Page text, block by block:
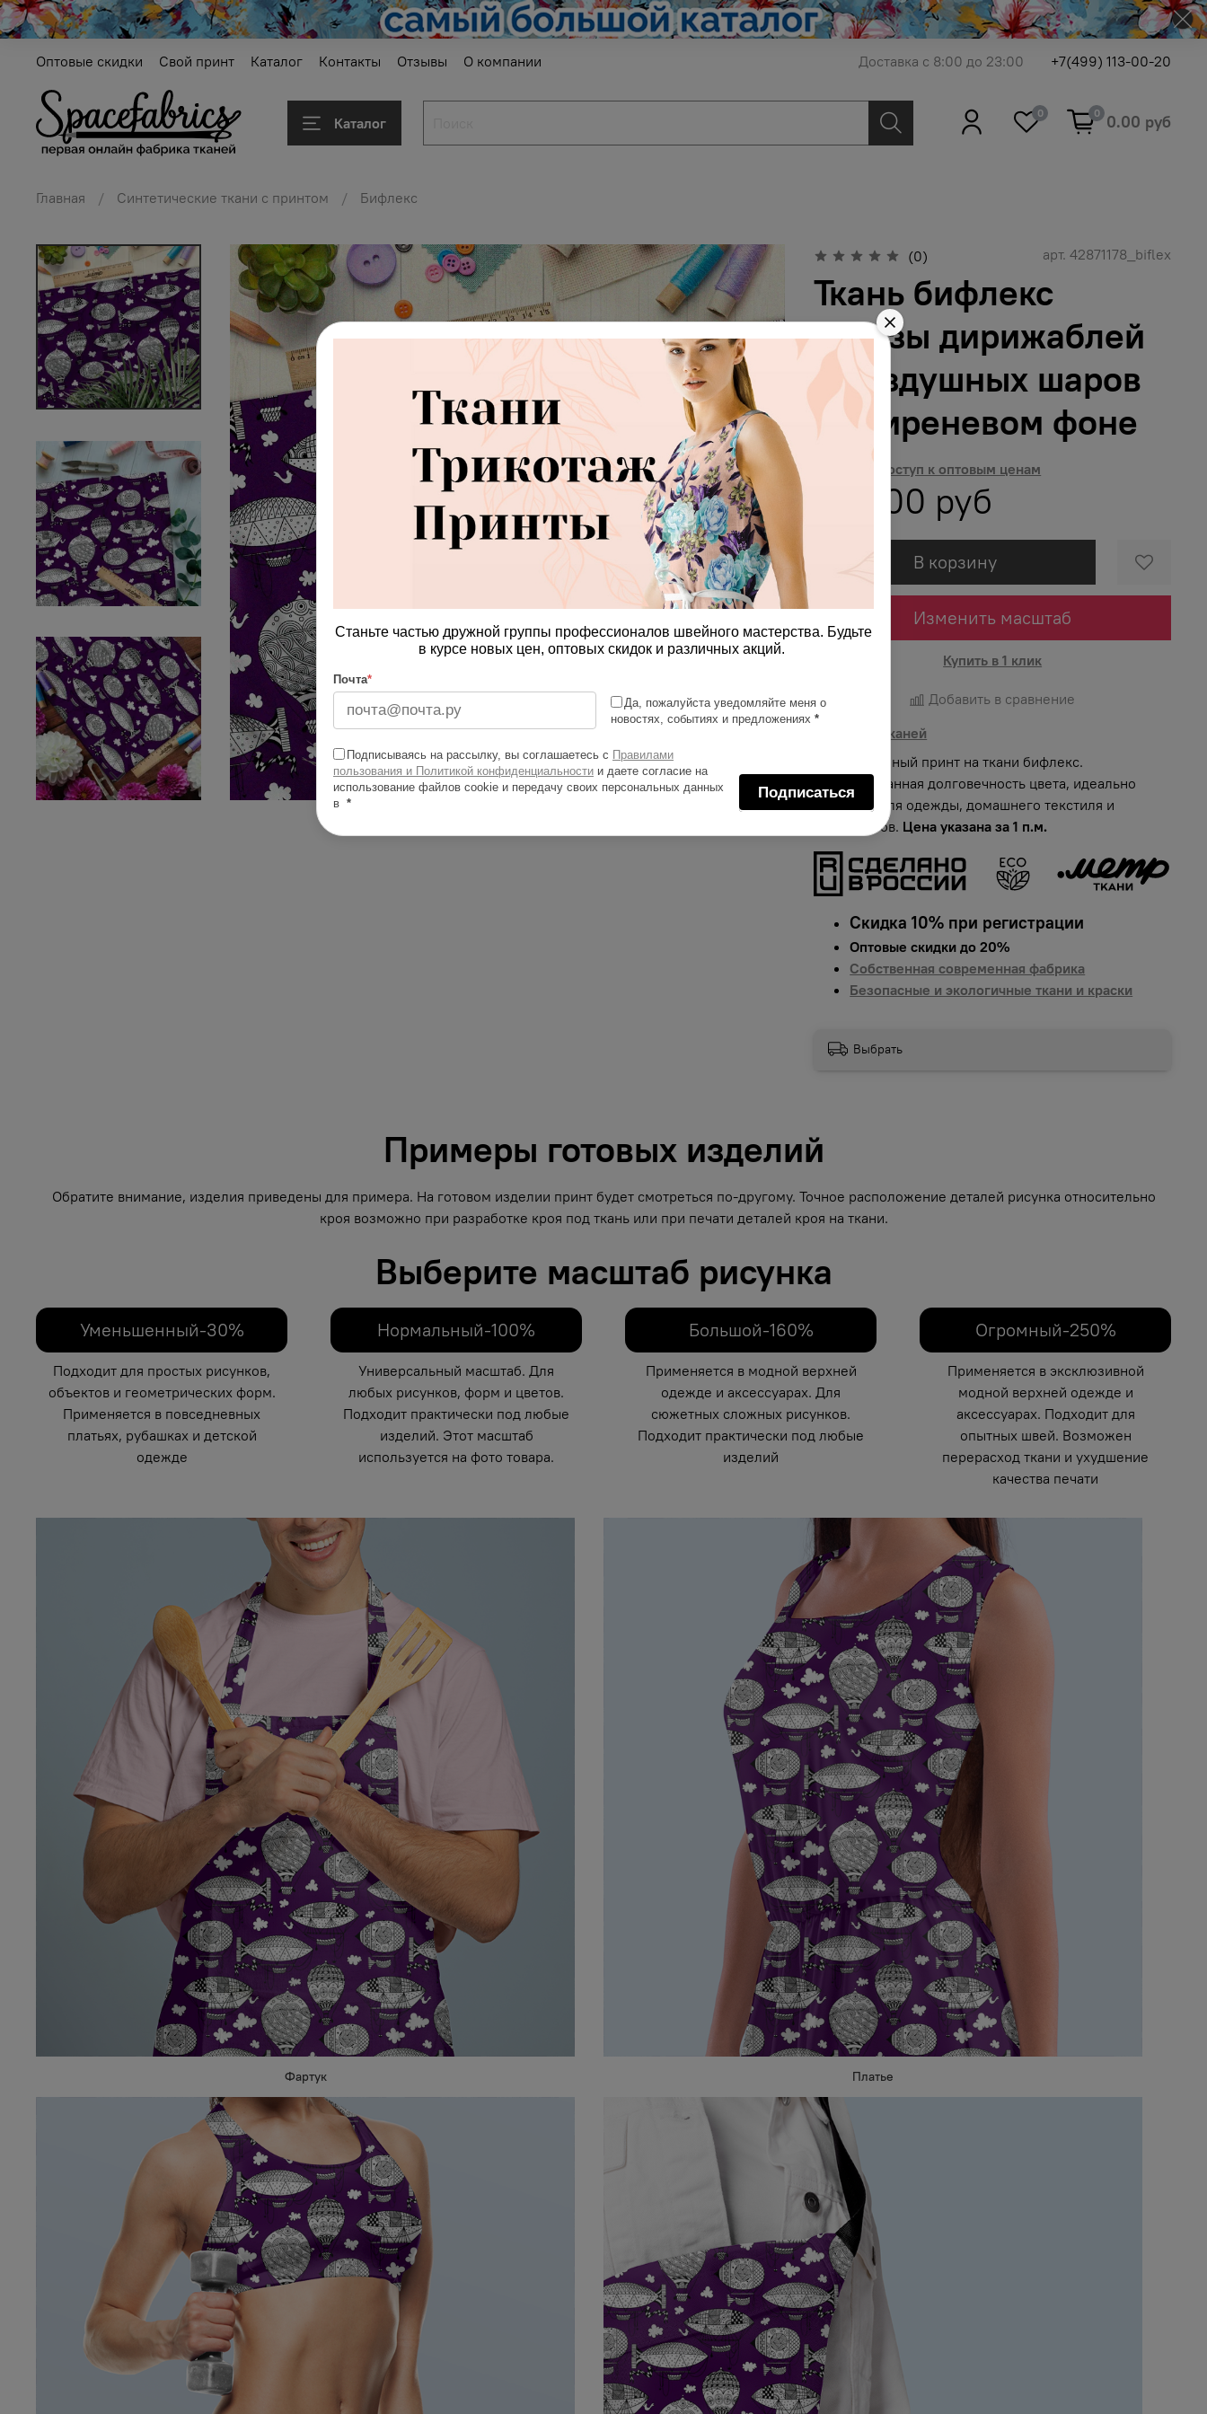
Оптовые скидки Свой принт Каталог Контакты Отзывы О компании Доставка с 8:00 до 23:00 +7(499) 113-00-20
Каталог
0 0 0.00 руб
Главная Синтетические ткани с принтом Бифлекс
(0) арт. 42871178_biflex
Ткань бифлекс
эскизы дирижаблей
и воздушных шаров
на сиреневом фоне
Получить доступ к оптовым ценам
697.00 руб
В корзину
Изменить масштаб
Купить в 1 клик
Добавить в сравнение
Описание тканей
Яркий и сочный принт на ткани бифлекс.
Гарантированная долговечность цвета, идеально
подходит для одежды, домашнего текстиля и
аксессуаров. Цена указана за 1 п.м.
Скидка 10% при регистрации
Оптовые скидки до 20%
Собственная современная фабрика
Безопасные и экологичные ткани и краски
Выбрать
Примеры готовых изделий
Обратите внимание, изделия приведены для примера. На готовом изделии принт будет смотреться по-другому. Точное расположение деталей рисунка относительно
кроя возможно при разработке кроя под ткань или при печати деталей кроя на ткани.
Выберите масштаб рисунка
Уменьшенный-30%
Подходит для простых рисунков,
объектов и геометрических форм.
Применяется в повседневных
платьях, рубашках и детской
одежде
Нормальный-100%
Универсальный масштаб. Для
любых рисунков, форм и цветов.
Подходит практически под любые
изделий. Этот масштаб
используется на фото товара.
Большой-160%
Применяется в модной верхней
одежде и аксессуарах. Для
сюжетных сложных рисунков.
Подходит практически под любые
изделий
Огромный-250%
Применяется в эксклюзивной
модной верхней одежде и
аксессуарах. Подходит для
опытных швей. Возможен
перерасход ткани и ухудшение
качества печати
Фартук Платье
Станьте частью дружной группы профессионалов швейного мастерства. Будьте
в курсе новых цен, оптовых скидок и различных акций.
Почта*
Да, пожалуйста уведомляйте меня о
новостях, событиях и предложениях *
Подписываясь на рассылку, вы соглашаетесь с Правилами
пользования и Политикой конфиденциальности и даете согласие на
использование файлов cookie и передачу своих персональных данных
в *
Подписаться